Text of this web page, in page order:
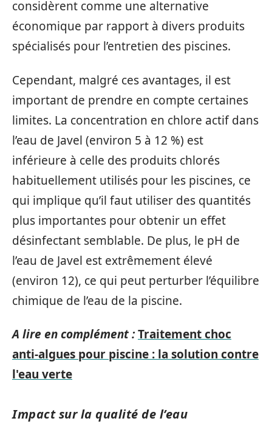
considèrent comme une alternative
économique par rapport à divers produits
spécialisés pour l’entretien des piscines.
Cependant, malgré ces avantages, il est
important de prendre en compte certaines
limites. La concentration en chlore actif dans
l’eau de Javel (environ 5 à 12 %) est
inférieure à celle des produits chlorés
habituellement utilisés pour les piscines, ce
qui implique qu’il faut utiliser des quantités
plus importantes pour obtenir un effet
désinfectant semblable. De plus, le pH de
l’eau de Javel est extrêmement élevé
(environ 12), ce qui peut perturber l’équilibre
chimique de l’eau de la piscine.
A lire en complément :Traitement choc
anti-algues pour piscine : la solution contre
l'eau verte
Impact sur la qualité de l’eau